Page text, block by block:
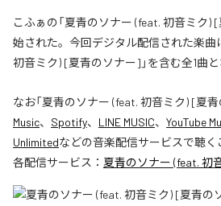
こふぁの「夏青のソナー (feat. 初音ミク)
始された。今回デジタル配信された楽曲
初音ミク) [夏青のソナー]」を含む全1曲と
なお「夏青のソナー (feat. 初音ミク) [夏
Music、 Spotify、 LINE MUSIC、 YouTube
Unlimitedなどの音楽配信サービスで聴く
各配信サービス： 夏青のソナー (feat. 初